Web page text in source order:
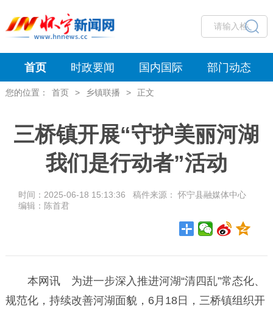
首页 时政要闻 国内国际 部门动态
您的位置： 首页 > 乡镇联播 > 正文
三桥镇开展“守护美丽河湖
我们是行动者”活动
时间：2025-06-18 15:13:36 稿件来源： 怀宁县融媒体中心
编辑：陈首君
本网讯 为进一步深入推进河湖“清四乱”常态化、
规范化，持续改善河湖面貌，6月18日，三桥镇组织开